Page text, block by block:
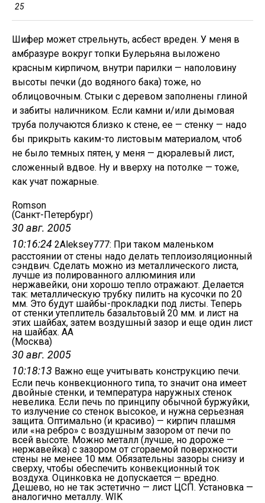
25
Шифер может стрельнуть, асбест вреден. У меня в
амбразуре вокруг топки Булерьяна выложено
красным кирпичом, внутри парилки — наполовину
высоты печки (до водяного бака) тоже, но
облицовочным. Стыки с деревом заполнены глиной
и забиты наличником. Если камни и/или дымовая
труба получаются близко к стене, ее — стенку — надо
бы прикрыть каким-то листовым материалом, чтоб
не было темных пятен, у меня — дюралевый лист,
сложенный вдвое. Ну и вверху на потолке — тоже,
как учат пожарные.
Romson
(Санкт-Петербург)
30 авг. 2005
10:16:24 2Aleksey777: При таком маленьком
расстоянии от стены надо делать теплоизоляционный
сэндвич. Сделать можно из металлического листа,
лучше из полированного аллюминия или
нержавейки, они хорошо тепло отражают. Делается
так: металлическую трубку пилить на кусочки по 20
мм. Это будут шайбы-прокладки под листы. Теперь
от стенки утеплитель базальтовый 20 мм. и лист на
этих шайбах, затем воздушный зазор и еще один лист
на шайбах. АА
(Москва)
30 авг. 2005
10:18:13 Важно еще учитывать конструкцию печи.
Если печь конвекционного типа, то значит она имеет
двойные стенки, и температура наружных стенок
невелика. Если печь по принципу обычной буржуйки,
то излучение со стенок высокое, и нужна серьезная
защита. Оптимально (и красиво) — кирпич плашмя
или «на ребро» с воздушным зазором от печи по
всей высоте. Можно металл (лучше, но дороже —
нержавейка) с зазором от сгораемой поверхности
стены не менее 10 мм. Обязательны зазоры снизу и
сверху, чтобы обеспечить конвекционный ток
воздуха. Оцинковка не допускается — вредно.
Дешево, но не так эстетично — лист ЦСП. Установка —
аналогично металлу. WIK